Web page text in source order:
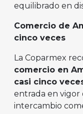
equilibrado en
Comercio de
cinco veces
La Coparmex
comercio en
casi cinco
entrada en vigor
intercambio